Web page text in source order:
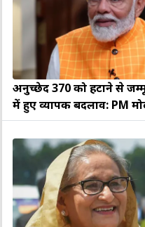
अनुच्छेद 370 को हटाने से
में हुए व्यापक बदलाव: PM